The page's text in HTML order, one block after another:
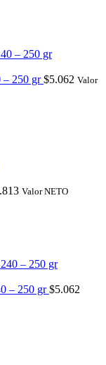
– 250 gr$5.062 Valor
Valor NETO
– 250 gr$5.062